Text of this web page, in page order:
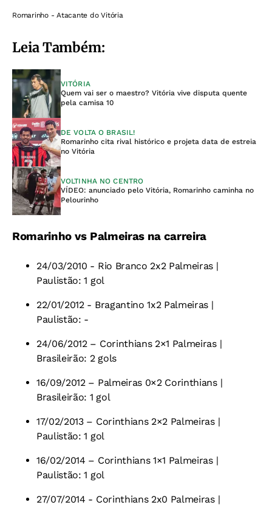
Romarinho - Atacante do Vitória
Leia Também:
VITÓRIA
Quem vai ser o maestro? Vitória vive disputa quente
pela camisa 10
DE VOLTA O BRASIL!
Romarinho cita rival histórico e projeta data de estreia
no Vitória
VOLTINHA NO CENTRO
VÍDEO: anunciado pelo Vitória, Romarinho caminha no
Pelourinho
Romarinho vs Palmeiras na carreira
24/03/2010 - Rio Branco 2x2 Palmeiras |
Paulistão: 1 gol
22/01/2012 - Bragantino 1x2 Palmeiras |
Paulistão: -
24/06/2012 – Corinthians 2×1 Palmeiras |
Brasileirão: 2 gols
16/09/2012 – Palmeiras 0×2 Corinthians |
Brasileirão: 1 gol
17/02/2013 – Corinthians 2×2 Palmeiras |
Paulistão: 1 gol
16/02/2014 – Corinthians 1×1 Palmeiras |
Paulistão: 1 gol
27/07/2014 - Corinthians 2x0 Palmeiras |